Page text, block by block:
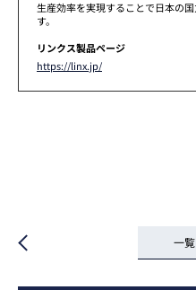
生産効率を実現することで日本の
す。
リンクス製品ページ
https://linx.jp/
一